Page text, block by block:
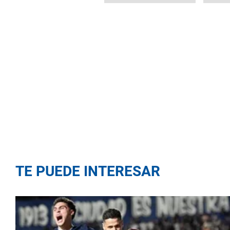
TE PUEDE INTERESAR